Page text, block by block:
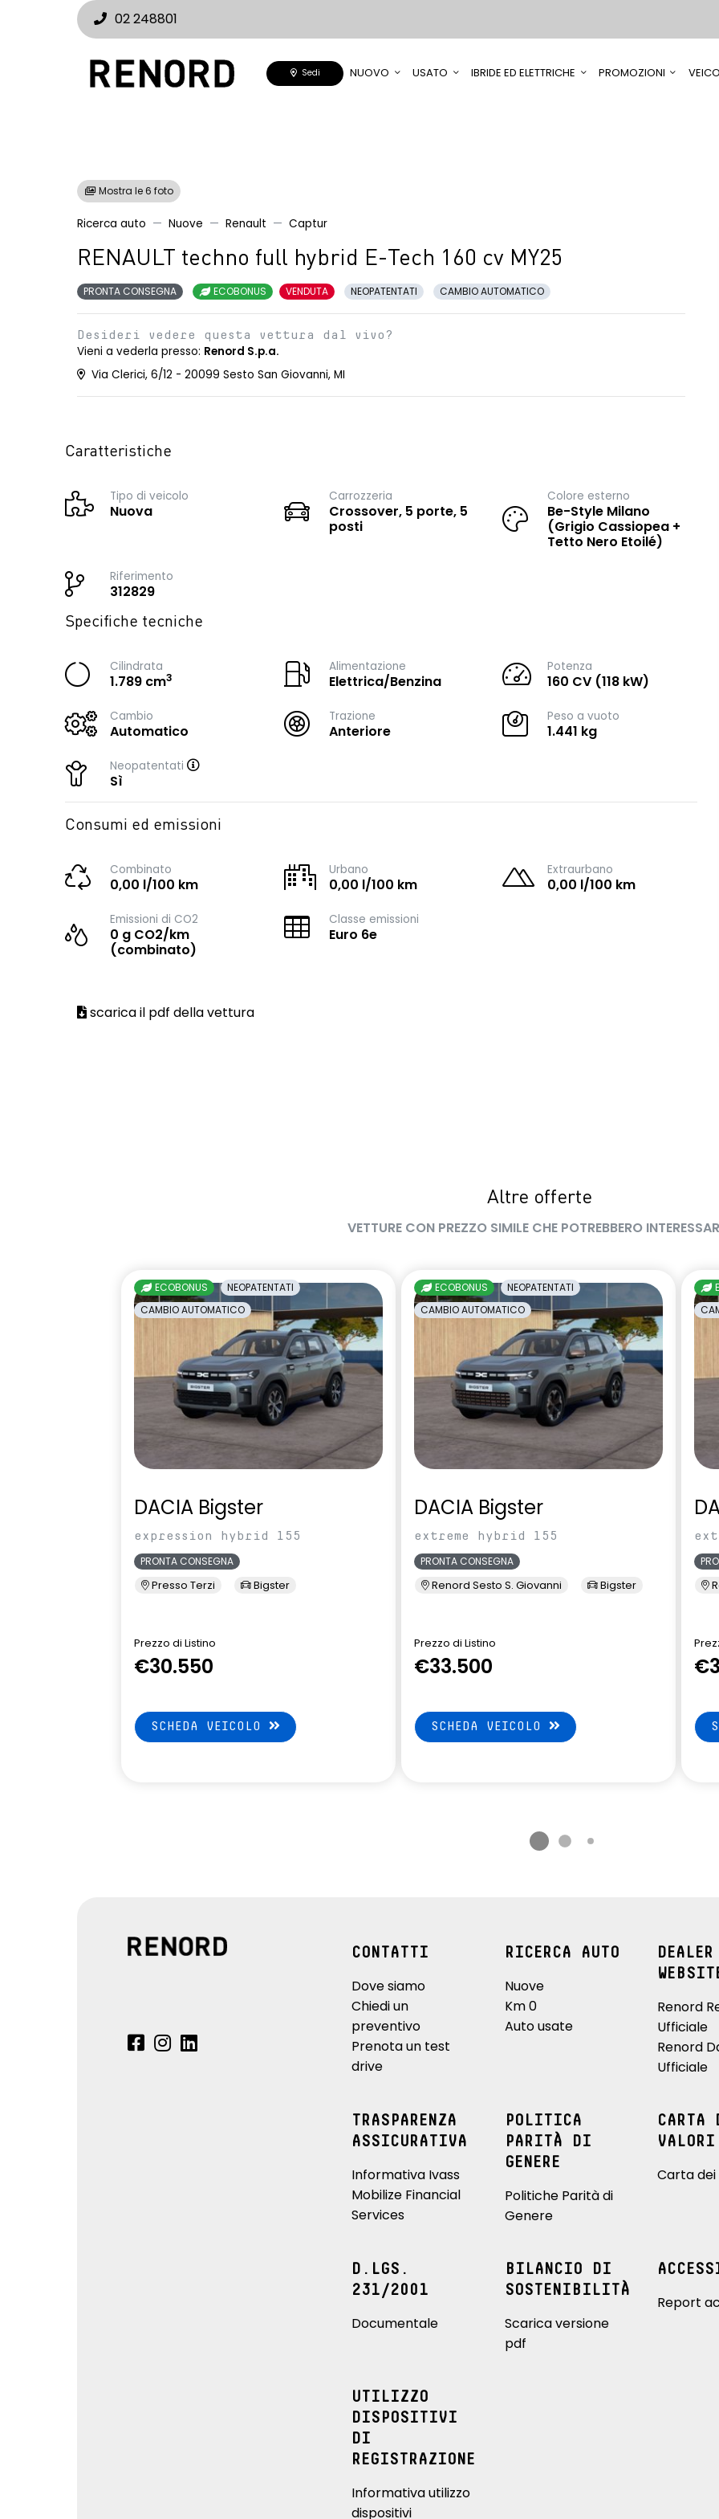
02 248801
Sedi NUOVO USATO IBRIDE ED ELETTRICHE PROMOZIONI
Mostra le 6 foto
Ricerca auto Nuove Renault Captur
RENAULT techno full hybrid E-Tech 160 cv MY25
PRONTA CONSEGNA ECOBONUS VENDUTA NEOPATENTATI CAMBIO AUTOMATICO
Desideri vedere questa vettura dal vivo?
Vieni a vederla presso: Renord S.p.a.
Via Clerici, 6/12 - 20099 Sesto San Giovanni, MI
Caratteristiche
Tipo di veicolo
Nuova
Carrozzeria
Crossover, 5 porte, 5
posti
Colore esterno
Be-Style Milano
(Grigio Cassiopea +
Tetto Nero Etoilé)
Riferimento
312829
Specifiche tecniche
Cilindrata
1.789 cm3
Alimentazione
Elettrica/Benzina
Potenza
160 CV (118 kW)
Cambio
Automatico
Trazione
Anteriore
Peso a vuoto
1.441 kg
Neopatentati
Sì
Consumi ed emissioni
Combinato
0,00 l/100 km
Urbano
0,00 l/100 km
Extraurbano
0,00 l/100 km
Emissioni di CO2
0 g CO2/km
(combinato)
Classe emissioni
Euro 6e
scarica il pdf della vettura
Altre offerte
VETTURE CON PREZZO SIMILE CHE POTREBBERO
ECOBONUS
NEOPATENTATI
CAMBIO AUTOMATICO
DACIA Bigster
expression hybrid 155
PRONTA CONSEGNA
Presso Terzi Bigster
Prezzo di Listino
€30.550
SCHEDA VEICOLO
ECOBONUS
NEOPATENTATI
CAMBIO AUTOMATICO
DACIA Bigster
extreme hybrid 155
PRONTA CONSEGNA
Renord Sesto S. Giovanni Bigster
Prezzo di Listino
€33.500
SCHEDA VEICOLO
CONTATTI
Dove siamo
Chiedi un
preventivo
Prenota un test
drive
RICERCA AUTO
Nuove
Km 0
Auto usate
DEALER
Renord
Ufficiale
Renord
Ufficiale
TRASPARENZA
ASSICURATIVA
Informativa Ivass
Mobilize Financial
Services
POLITICA
PARITÀ DI
GENERE
Politiche Parità di
Genere
CARTA
VALORI
Carta dei
D.LGS.
231/2001
Documentale
BILANCIO DI
SOSTENIBILITÀ
Scarica versione
pdf
Report
UTILIZZO
DISPOSITIVI
DI
REGISTRAZIONE
Informativa utilizzo
dispositivi